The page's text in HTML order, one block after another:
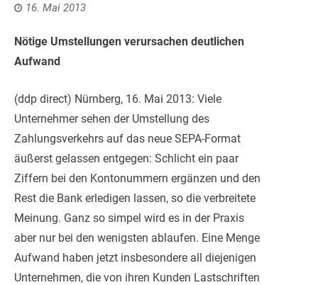
16. Mai 2013
Nötige Umstellungen verursachen deutlichen
Aufwand
(ddp direct) Nürnberg, 16. Mai 2013: Viele
Unternehmer sehen der Umstellung des
Zahlungsverkehrs auf das neue SEPA-Format
äußerst gelassen entgegen: Schlicht ein paar
Ziffern bei den Kontonummern ergänzen und den
Rest die Bank erledigen lassen, so die verbreitete
Meinung. Ganz so simpel wird es in der Praxis
aber nur bei den wenigsten ablaufen. Eine Menge
Aufwand haben jetzt insbesondere all diejenigen
Unternehmen, die von ihren Kunden Lastschriften